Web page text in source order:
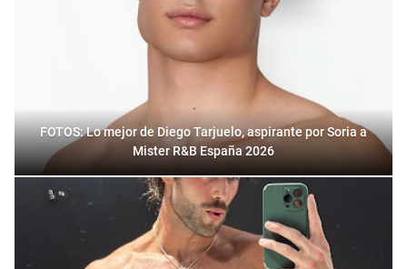
FOTOS: Lo mejor de Diego Tarjuelo, aspirante por Soria a
Mister R&B España 2026